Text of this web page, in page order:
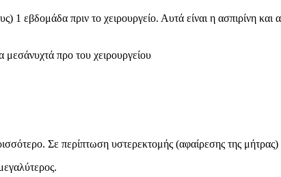
εβδομάδα πριν το χειρουργείο. Αυτά είναι η ασπιρίνη
μεσάνυχτά προ του χειρουργείου
Σε περίπτωση υστερεκτομής (αφαίρεσης της μήτρας)